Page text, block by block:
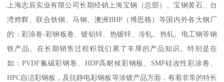
上海志辰实业有限公司长期经销上海宝钢（总部）、宝钢黄石、台
湾烨辉、联合铁钢、马钢、澳洲BHP（博思格）等国内外各大钢厂
的：彩涂卷-彩钢板卷、镀铝锌、热镀锌、冷轧、热轧、电工钢等钢
铁产品。在长期销售过程积我们累了丰厚的产品知识。特别是在
如：PVDF氟碳彩钢卷、HDP高耐候彩钢板、SMP硅改性彩涂卷、
HPC自洁彩钢板，及抗静电彩钢板等涂镀产品方面，有着非常的特长